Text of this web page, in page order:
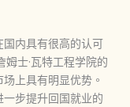
内具有很高的认可
姆士·瓦特工程学院的
上具有明显优势。
步提升回国就业的